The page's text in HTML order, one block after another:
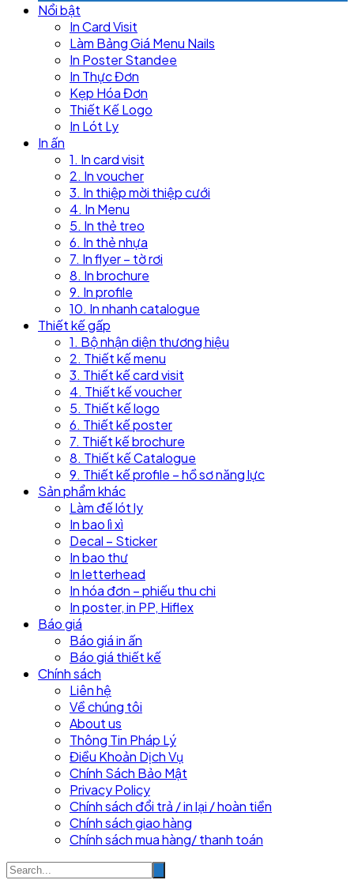
Nổi bật
In Card Visit
Làm Bảng Giá Menu Nails
In Poster Standee
In Thực Đơn
Kẹp Hóa Đơn
Thiết Kế Logo
In Lót Ly
In ấn
1. In card visit
2. In voucher
3. In thiệp mời thiệp cưới
4. In Menu
5. In thẻ treo
6. In thẻ nhựa
7. In flyer – tờ rơi
8. In brochure
9. In profile
10. In nhanh catalogue
Thiết kế gấp
1. Bộ nhận diện thương hiệu
2. Thiết kế menu
3. Thiết kế card visit
4. Thiết kế voucher
5. Thiết kế logo
6. Thiết kế poster
7. Thiết kế brochure
8. Thiết kế Catalogue
9. Thiết kế profile – hồ sơ năng lực
Sản phẩm khác
Làm đế lót ly
In bao lì xì
Decal – Sticker
In bao thư
In letterhead
In hóa đơn – phiếu thu chi
In poster, in PP, Hiflex
Báo giá
Báo giá in ấn
Báo giá thiết kế
Chính sách
Liên hệ
Về chúng tôi
About us
Thông Tin Pháp Lý
Điều Khoản Dịch Vụ
Chính Sách Bảo Mật
Privacy Policy
Chính sách đổi trả / in lại / hoàn tiền
Chính sách giao hàng
Chính sách mua hàng/ thanh toán